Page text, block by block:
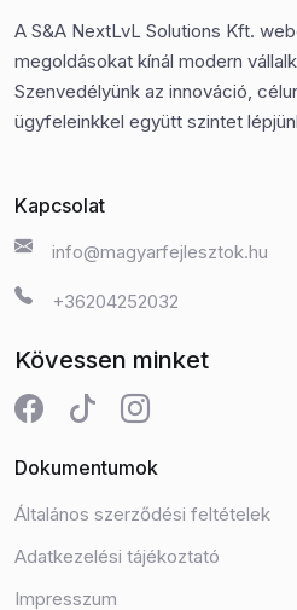
A S&A NextLvL Solutions Kft.
megoldásokat kínál modern
Szenvedélyünk az innováció,
ügyfeleinkkel együtt szintet
Kapcsolat
info@magyarfejlesztok.hu
+36204252032
Kövessen minket
Dokumentumok
Általános szerződési feltételek
Adatkezelési tájékoztató
Impresszum